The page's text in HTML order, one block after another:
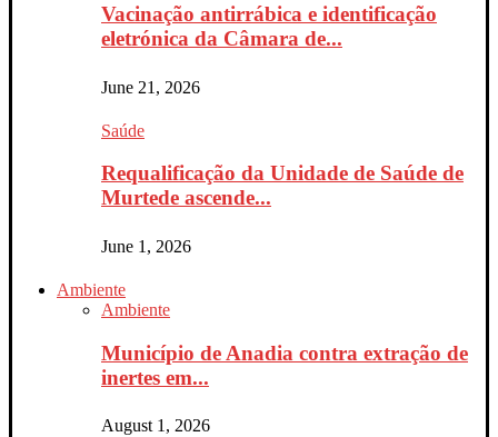
Vacinação antirrábica e identificação
eletrónica da Câmara de...
June 21, 2026
Saúde
Requalificação da Unidade de Saúde de
Murtede ascende...
June 1, 2026
Ambiente
Ambiente
Município de Anadia contra extração de
inertes em...
August 1, 2026